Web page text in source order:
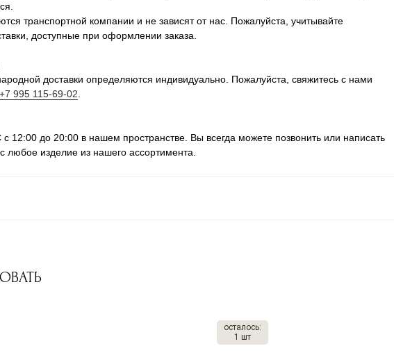
транспортной компании и не зависят от нас. Пожалуйста, учитывайте
доступные при оформлении заказа.
доставки определяются индивидуально. Пожалуйста, свяжитесь с нами
+7 995 115-69-02
12:00 до 20:00 в нашем пространстве. Вы всегда можете позвонить или написать
любое изделие из нашего ассортимента.
осталось:
1 шт